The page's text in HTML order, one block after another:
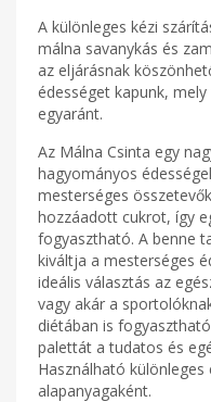
A különleges kézi
málna savanykás és
az eljárásnak
édességet kapunk,
egyaránt.
Az Málna Csinta egy
hagyományos
mesterséges
hozzáadott cukrot, így
fogyasztható. A benne
kiváltja a mesterséges
ideális választás az
vagy akár a
diétában is
palettát a tudatos és
Használható
alapanyagaként.